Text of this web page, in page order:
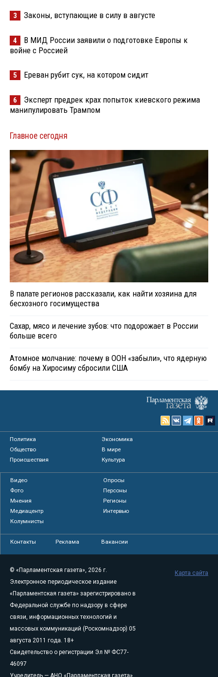
3 Законы, вступающие в силу в августе
4
В МИД России заявили о подготовке Европы к
войне с Россией
5 Ереван рубит сук, на котором сидит
6
Эксперт предрек крах попыток киевского режима
манипулировать Трампом
Главное сегодня
В палате регионов рассказали, как найти хозяина для
бесхозного госимущества
Сахар, мясо и лечение зубов: что подорожает в России
больше всего
Атомное молчание: почему в ООН «забыли», что ядерную
бомбу на Хиросиму сбросили США
Политика
Экономика
Общество
В мире
Происшествия
Культура
Видео
Опросы
Фото
Персоны
Мнения
Регионы
Медиацентр
Интервью
Колумнисты
Контакты Реклама Вакансии
© «Парламентская газета», 2026 г.
Электронное периодическое издание
«Парламентская газета» зарегистрировано в
Федеральной службе по надзору в сфере
связи, информационных технологий и
массовых коммуникаций (Роскомнадзор) 05
августа 2011 года. 18+
Свидетельство о регистрации Эл № ФС77-
46097
Учредитель — АНО «Парламентская газета»
Карта сайта